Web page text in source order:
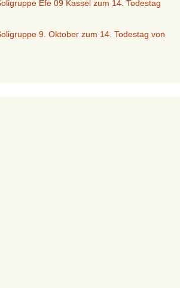
Efe 09 Kassel zum 14. Todestag
9. Oktober zum 14. Todestag von